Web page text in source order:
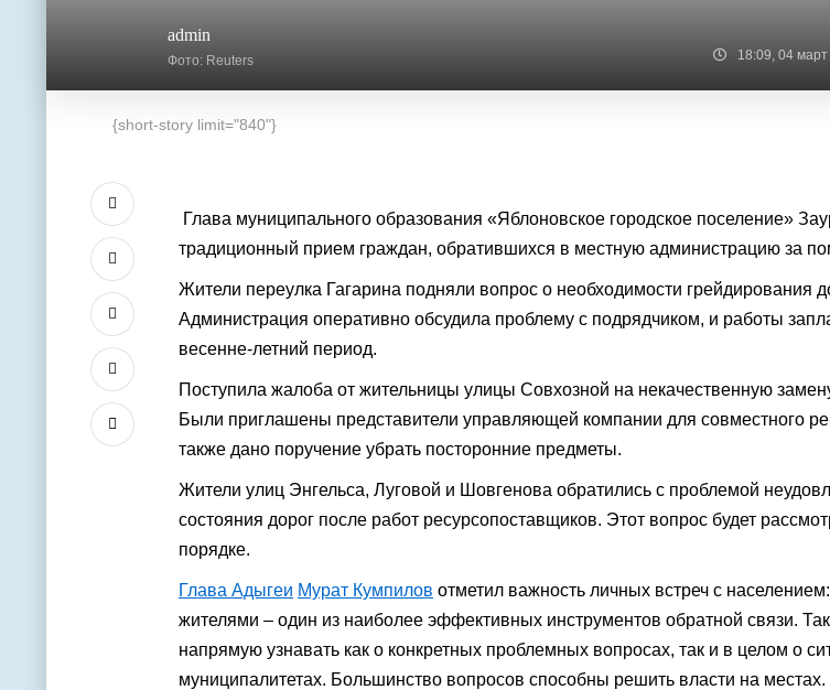
admin
Фото: Reuters 18:09, 04
{short-story limit="840"}
Глава муниципального образования «Яблоновское городское поселение»
традиционный прием граждан, обратившихся в местную администрацию за
Жители переулка Гагарина подняли вопрос о необходимости грейдирования
Администрация оперативно обсудила проблему с подрядчиком, и работы
весенне-летний период.
Поступила жалоба от жительницы улицы Совхозной на некачественную
Были приглашены представители управляющей компании для совместного
также дано поручение убрать посторонние предметы.
Жители улиц Энгельса, Луговой и Шовгенова обратились с проблемой
состояния дорог после работ ресурсопоставщиков. Этот вопрос будет
порядке.
Глава Адыгеи Мурат Кумпилов отметил важность личных встреч с
жителями – один из наиболее эффективных инструментов обратной связи.
напрямую узнавать как о конкретных проблемных вопросах, так и в целом о
муниципалитетах. Большинство вопросов способны решить власти на